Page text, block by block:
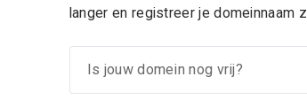
langer en registreer je domeinnaam